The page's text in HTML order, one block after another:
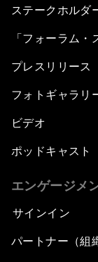
ステークホルダ
「フォーラム・
プレスリリース
フォトギャラリ
ビデオ
ポッドキャスト
エンゲージメ
サインイン
パートナー（組